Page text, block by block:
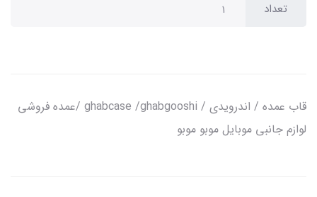
تعداد
قاب عمده / اندرویدی / ghabcase /ghabgooshi /عمده فروشی
لوازم جانبی موبایل موبو موبو